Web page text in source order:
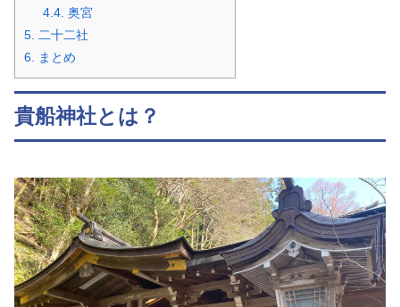
4.4. 奥宮
5. 二十二社
6. まとめ
貴船神社とは？